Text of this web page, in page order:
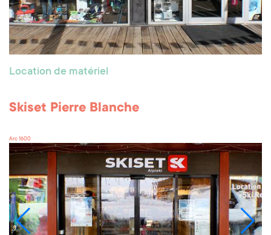
Location de matériel
Skiset Pierre Blanche
Arc 1600